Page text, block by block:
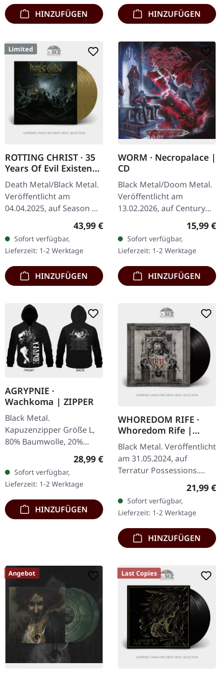
HINZUFÜGEN HINZUFÜGEN
Limited
ROTTING CHRIST · 35
Years Of Evil Existence
- Live In Lycabettus |
GOLD/BLACK 3LP
Death Metal/Black Metal.
Veröffentlicht am
04.04.2025, auf Season Of
Mist. Gold und Schwarz
marmoriertes Dreifach-
Vinyl im Deluxe-Dreifach-
Gatefold…
Regulärer Preis:
43,99 €
Sofort verfügbar,
Lieferzeit: 1-2 Werktage
HINZUFÜGEN
WORM · Necropalace |
CD
Black Metal/Doom Metal.
Veröffentlicht am
13.02.2026, auf Century
Media Records. Standard
„Necropalace" ist eine
duestere,…
15,99 €
Sofort verfügbar,
Lieferzeit: 1-2 Werktage
HINZUFÜGEN
AGRYPNIE ·
Wachkoma | ZIPPER
Black Metal.
Kapuzenzipper Größe L,
80% Baumwolle, 20%
Polyester Spezialdruck
über den Reißverschluss!
Regulärer Preis:
28,99 €
Sofort verfügbar,
Lieferzeit: 1-2 Werktage
HINZUFÜGEN
WHOREDOM RIFE ·
Whoredom Rife |
BLACK LP
Black Metal. Veröffentlicht
am 31.05.2024, auf
Terratur Possessions.
Gatefold-Cover. Aus den
tiefen und dunklen
Bereichen des…
21,99 €
Sofort verfügbar,
Lieferzeit: 1-2 Werktage
HINZUFÜGEN
Angebot Last Copies